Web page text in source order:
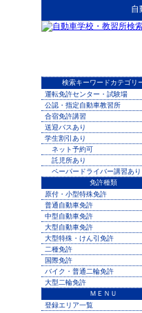
自
検索キーワードカテゴリ
運転免許センター・試験場
公認・指定自動車教習所
合宿免許講習
送迎バスあり
学生割引あり
ネット予約可
託児所あり
ペーパードライバー講習あり
免許種類
原付・小型特殊免許
普通自動車免許
中型自動車免許
大型自動車免許
大型特殊・けん引免許
二種免許
国際免許
バイク・普通二輪免許
大型二輪免許
ＭＥＮＵ
登録エリア一覧